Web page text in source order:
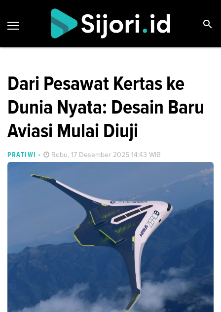
Dari Pesawat Kertas ke
Dunia Nyata: Desain Baru
Aviasi Mulai Diuji
PRATIWI - Rabu, 17 Desember 2025 14:43 WIB